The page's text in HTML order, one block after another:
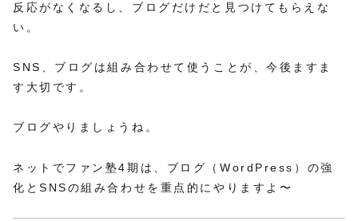
反応がなくなるし、ブログだけだと見つけてもらえな
い。
SNS、ブログは組み合わせて使うことが、今後ますま
す大切です。
ブログやりましょうね。
ネットでファン塾4期は、ブログ（WordPress）の強
化とSNSの組み合わせを重点的にやりますよ〜